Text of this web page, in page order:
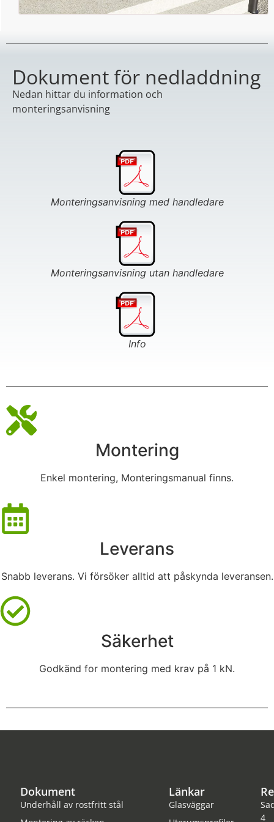
Dokument för nedladdning
Nedan hittar du information och
monteringsanvisning
Monteringsanvisning med handledare
Monteringsanvisning utan handledare
Info
Montering
Enkel montering, Monteringsmanual finns.
Leverans
Snabb leverans. Vi försöker alltid att påskynda leveransen.
Säkerhet
Godkänd for montering med krav på 1 kN.
Länkar
Glasväggar
Dokument
Underhåll av rostfritt stål
4